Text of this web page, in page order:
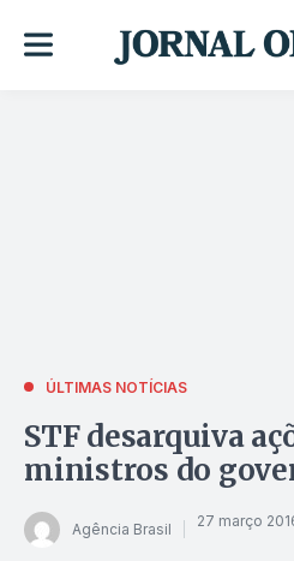
ÚLTIMAS NOTÍCIAS
STF desarquiva
ministros do
Agência Brasil 27 março